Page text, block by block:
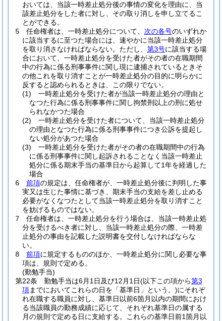
おいては、当該一時差止処分後の事情の変化を理由に、当
該差止処分をした者に対し、その取り消しを申し立てるこ
とができる。
5
任命権者は、一時差止処分について、 次の各号のいずれか
に該当するに至つた場合には、速やかに当該一時差止処分
を取り消さなければならない。 ただし、 第3号に該当する場
合において、一時差止処分を受けた者がその者の在職期間
中の行為に係る刑事事件に関し現に逮捕されているときそ
の他これを取り消すことが一時差止処分の目的に明らかに
反すると認められるときは、この限りでない。
(1)
一時差止処分を受けた者が当該一時差止処分の理由と
なつた行為に係る刑事事件に関し拘禁刑以上の刑に処せ
られなかつた場合
(2)
一時差止処分を受けた者について、当該一時差止処分
の理由となつた行為に係る刑事事件につき公訴を提起し
ない処分があつた場合
(3)
一時差止処分を受けた者がその者の在職期間中の行為
に係る刑事事件に関し起訴されることなく当該一時差止
処分に係る期末手当の基準日から起算して1年を経過した
場合
6
前項の規定は、任命権者が、一時差止処分後に判明した事
実又は生じた事情に基づき、期末手当の支給を差し止める
必要がなくなつたとして当該一時差止処分を取り消すこと
を妨げるものではない。
7
任命権者は、一時差止処分を行う場合は、当該一時差止処
分を受けるべき者に対し、当該一時差止処分の際、一時差
止処分の事由を記載した説明書を交付しなければならな
い。
8
前項に規定するもののほか、一時差止処分に関し必要な事
項は、規則で定める。
(勤勉手当)
第22条
勤勉手当は6月1日及び12月1日(以下この項から第3
項までにおいてこれらの日を「基準日」という。)にそれぞ
れ在職する職員に対し、基準日以前6箇月以内の期間におけ
る当該職員の勤務成績に応じて、それぞれ基準日の属する
月の規則で定める日に支給する。
これらの基準日前1箇月以